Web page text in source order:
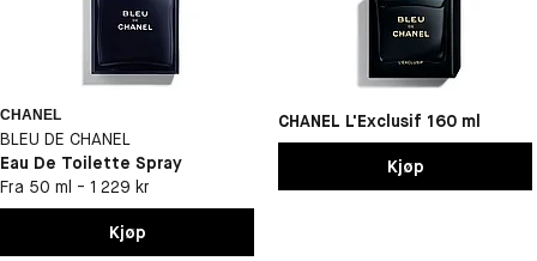
CHANEL
BLEU DE CHANEL
Eau De Toilette Spray
Fra 50 ml - 1 229 kr
Kjøp
CHANEL L'Exclusif 160 ml
Kjøp